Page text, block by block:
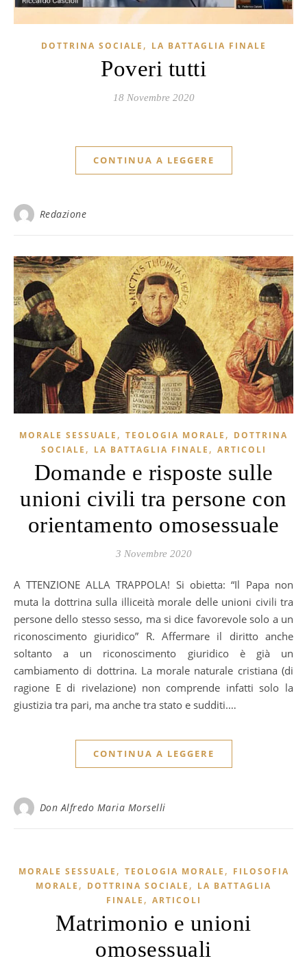
DOTTRINA SOCIALE , LA BATTAGLIA FINALE
Poveri tutti
18 Novembre 2020
CONTINUA A LEGGERE
Redazione
MORALE SESSUALE , TEOLOGIA MORALE , DOTTRINA
SOCIALE , LA BATTAGLIA FINALE , ARTICOLI
Domande e risposte sulle
unioni civili tra persone con
orientamento omosessuale
3 Novembre 2020
ATTENZIONE ALLA TRAPPOLA! Si obietta: “Il Papa non
muta la dottrina sulla illiceità morale delle unioni civili tra
persone dello stesso sesso, ma si dice favorevole solo a un
riconoscimento giuridico” R. Affermare il diritto anche
soltanto a un riconoscimento giuridico è già un
cambiamento di dottrina. La morale naturale cristiana (di
ragione E di rivelazione) non comprende infatti solo la
giustizia tra pari, ma anche tra stato e sudditi.…
CONTINUA A LEGGERE
Don Alfredo Maria Morselli
MORALE SESSUALE , TEOLOGIA MORALE , FILOSOFIA
MORALE , DOTTRINA SOCIALE , LA BATTAGLIA
FINALE , ARTICOLI
Matrimonio e unioni
omosessuali